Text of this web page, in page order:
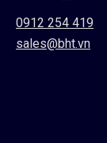
0912 254 419
sales@bht.vn